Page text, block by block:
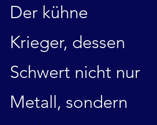
Der kühne
Krieger, dessen
Schwert nicht nur
Metall, sondern